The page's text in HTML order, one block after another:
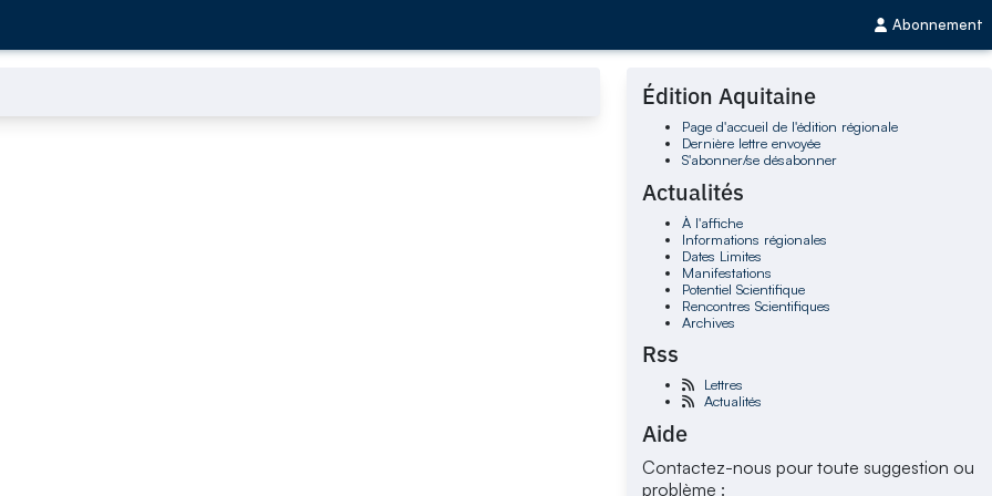
Abonnement
Édition Aquitaine
Page d'accueil de l'édition régionale
Dernière lettre envoyée
S'abonner/se désabonner
Actualités
À l'affiche
Informations régionales
Dates Limites
Manifestations
Potentiel Scientifique
Rencontres Scientifiques
Archives
Rss
Lettres
Actualités
Aide
Contactez-nous pour toute suggestion ou
problème :